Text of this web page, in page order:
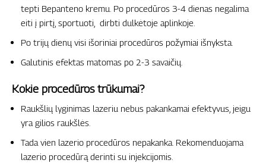
tepti Bepanteno kremu. Po procedūros 3-4 dienas negalima
eiti į pirtį, sportuoti, dirbti dulkėtoje aplinkoje.
Po trijų dienų visi išoriniai procedūros požymiai išnyksta.
Galutinis efektas matomas po 2-3 savaičių.
Kokie procedūros trūkumai?
Raukšlių lyginimas lazeriu nebus pakankamai efektyvus, jeigu
yra gilios raukšlės.
Tada vien lazerio procedūros nepakanka. Rekomenduojama
lazerio procedūrą derinti su injekcijomis.